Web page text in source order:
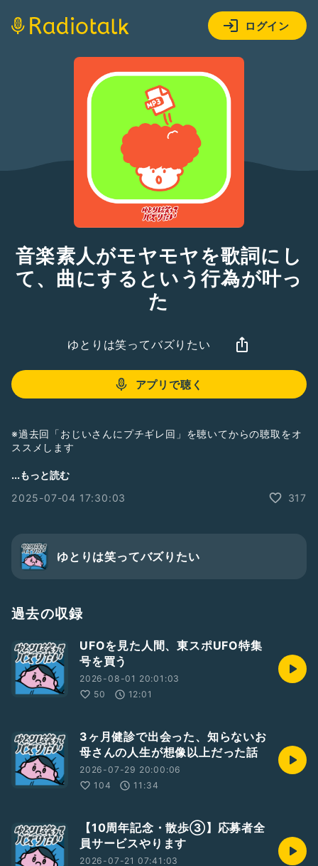
ログイン
音楽素人がモヤモヤを歌詞にし
て、曲にするという行為が叶っ
た
ゆとりは笑ってバズりたい
アプリで聴く
※過去回「おじいさんにプチギレ回」を聴いてからの聴取をオ
ススメします
お便り】7/18まで【募集中】
『活動10年目を迎えるゆとりフリーターへのメッセージ』
ッセージを受付中です！
↓↓
https://form.run/@yutobuzz
1:29 先日の謝罪
3:51 最近見つけたAI昇華方法
6:04 「ありがとうでよかったのに」
9:17 曲終わり 作った感想
10:08 実は処女作があります
ゆとりフリーターによる1人語りについて語るエッセイ。ポッ
ドキャスト始めたての頃に私が知りたかった事を書いていきま
す。
♦︎隔週更新
https://note.com/yutori_radio/m/m0056e20b59a4
...もっと読む
2025-07-04 17:30:03
317
ゆとりは笑ってバズりたい
過去の収録
UFOを見た人間、東スポUFO特集
号を買う
2026-08-01 20:01:03
50
12:01
3ヶ月健診で出会った、知らないお
母さんの人生が想像以上だった話
2026-07-29 20:00:06
104
11:34
【10周年記念・散歩③】応募者全
員サービスやります
2026-07-21 07:41:03